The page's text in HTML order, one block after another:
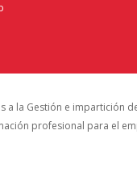
a la Gestión e impartición
profesional para el